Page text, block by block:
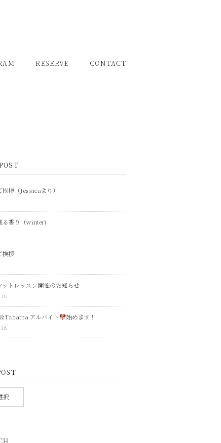
RESERVE CONTACT
拶（Jessicaより）
る香り（winter)
挨拶
ットレッスン開催のお知らせ
Tabatha アルバイト 始めます！